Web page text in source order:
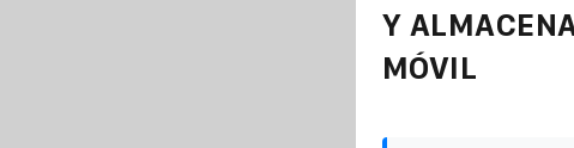
Y
MÓVIL